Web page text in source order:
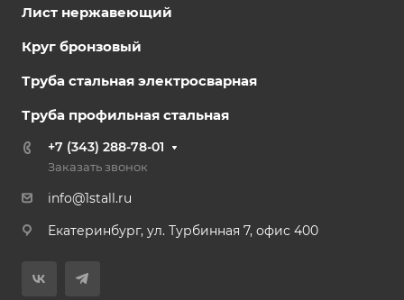
Лист нержавеющий
Круг бронзовый
Труба стальная электросварная
Труба профильная стальная
+7 (343) 288-78-01
Заказать звонок
info@1stall.ru
Екатеринбург, ул. Турбинная 7, офис 400